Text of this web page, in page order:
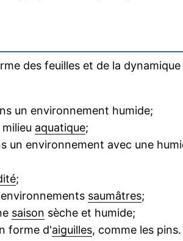
des feuilles et de la dynamique
un environnement humide;
aquatique;
un environnement avec une
;
saumâtres;
saison sèche et humide;
forme d'aiguilles, comme les pins.